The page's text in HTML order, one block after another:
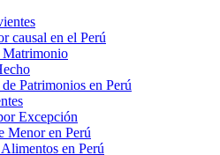
causal en el Perú
Patrimonios en Perú
Excepción
Menor en Perú
en Perú